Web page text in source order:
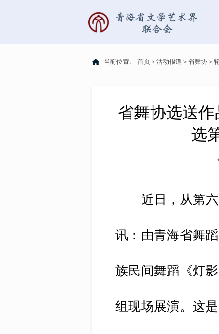
当前位置: 首页＞ 活动报道 ＞ 省舞协＞
省舞协选送
选
近日，从第六
讯：由青海省舞
族民间舞蹈《灯
组现场展演。这